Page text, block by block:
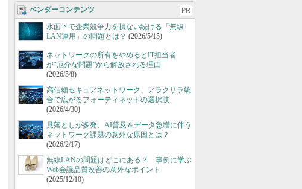
ベンダーコンテンツ PR
水面下で企業競争力を損ない続ける「無線
LAN運用」の問題とは？ (2026/5/15)
ネットワークの所有をやめるとIT担当者
が“厄介な問題”から解放される理由
(2026/5/8)
高信頼セキュアネットワーク、アラクサラ統
合で広がるフォーティネットの選択肢
(2026/4/30)
見落としが多発、AI普及＆データ急増に伴う
ネットワーク課題の意外な原因とは？
(2026/2/17)
無線LANの問題はどこにある？ 事例に学ぶ
Web会議品質改善の意外なポイント
(2025/12/10)